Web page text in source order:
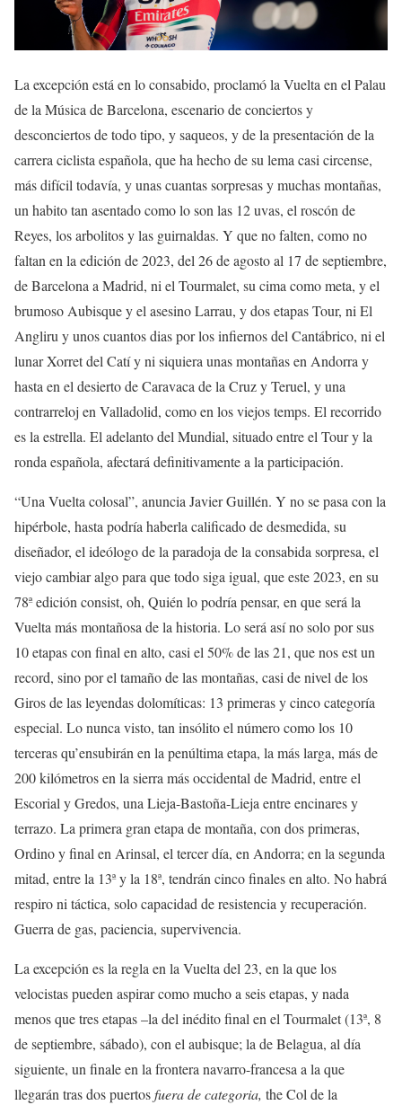
La excepción está en lo consabido, proclamó la Vuelta en el Palau
de la Música de Barcelona, ​​escenario de conciertos y
desconciertos de todo tipo, y saqueos, y de la presentación de la
carrera ciclista española, que ha hecho de su lema casi circense,
más difícil todavía, y unas cuantas sorpresas y muchas montañas,
un habito tan asentado como lo son las 12 uvas, el roscón de
Reyes, los arbolitos y las guirnaldas. Y que no falten, como no
faltan en la edición de 2023, del 26 de agosto al 17 de septiembre,
de Barcelona a Madrid, ni el Tourmalet, su cima como meta, y el
brumoso Aubisque y el asesino Larrau, y dos etapas Tour, ni El
Angliru y unos cuantos dias por los infiernos del Cantábrico, ni el
lunar Xorret del Catí y ni siquiera unas montañas en Andorra y
hasta en el desierto de Caravaca de la Cruz y Teruel, y una
contrarreloj en Valladolid, como en los viejos temps. El recorrido
es la estrella. El adelanto del Mundial, situado entre el Tour y la
ronda española, afectará definitivamente a la participación.
“Una Vuelta colosal”, anuncia Javier Guillén. Y no se pasa con la
hipérbole, hasta podría haberla calificado de desmedida, su
diseñador, el ideólogo de la paradoja de la consabida sorpresa, el
viejo cambiar algo para que todo siga igual, que este 2023, en su
78ª edición consist, oh, Quién lo podría pensar, en que será la
Vuelta más montañosa de la historia. Lo será así no solo por sus
10 etapas con final en alto, casi el 50% de las 21, que nos est un
record, sino por el tamaño de las montañas, casi de nivel de los
Giros de las leyendas dolomíticas: 13 primeras y cinco categoría
especial. Lo nunca visto, tan insólito el número como los 10
terceras qu’ensubirán en la penúltima etapa, la más larga, más de
200 kilómetros en la sierra más occidental de Madrid, entre el
Escorial y Gredos, una Lieja-Bastoña-Lieja entre encinares y
terrazo. La primera gran etapa de montaña, con dos primeras,
Ordino y final en Arinsal, el tercer día, en Andorra; en la segunda
mitad, entre la 13ª y la 18ª, tendrán cinco finales en alto. No habrá
respiro ni táctica, solo capacidad de resistencia y recuperación.
Guerra de gas, paciencia, supervivencia.
La excepción es la regla en la Vuelta del 23, en la que los
velocistas pueden aspirar como mucho a seis etapas, y nada
menos que tres etapas –la del inédito final en el Tourmalet (13ª, 8
de septiembre, sábado), con el aubisque; la de Belagua, al día
siguiente, un finale en la frontera navarro-francesa a la que
llegarán tras dos puertosfuera de categoria, the Col de la